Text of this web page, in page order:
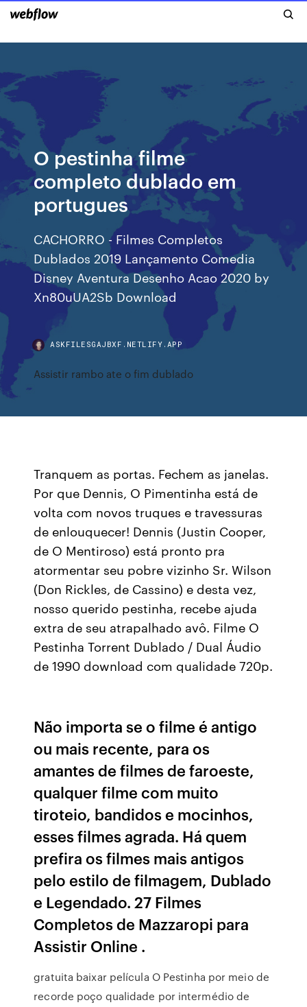
O pestinha filme
completo dublado em
portugues
CACHORRO - Filmes Completos
Dublados 2019 Lançamento Comedia
Disney Aventura Desenho Acao 2020 by
Xn80uUA2Sb Download
ASKFILESGAJBXF.NETLIFY.APP
Assistir rambo ate o fim dublado
Tranquem as portas. Fechem as janelas.
Por que Dennis, O Pimentinha está de
volta com novos truques e travessuras
de enlouquecer! Dennis (Justin Cooper,
de O Mentiroso) está pronto pra
atormentar seu pobre vizinho Sr. Wilson
(Don Rickles, de Cassino) e desta vez,
nosso querido pestinha, recebe ajuda
extra de seu atrapalhado avô. Filme O
Pestinha Torrent Dublado / Dual Áudio
de 1990 download com qualidade 720p.
Não importa se o filme é antigo
ou mais recente, para os
amantes de filmes de faroeste,
qualquer filme com muito
tiroteio, bandidos e mocinhos,
esses filmes agrada. Há quem
prefira os filmes mais antigos
pelo estilo de filmagem, Dublado
e Legendado. 27 Filmes
Completos de Mazzaropi para
Assistir Online .
gratuita baixar película O Pestinha por meio de
recorde poço qualidade por intermédio de